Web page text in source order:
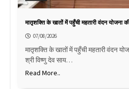
मातृशक्ति के खातों में पहुँची महतारी वंदन योजना
07/08/2026
मातृशक्ति के खातों में पहुँची महतारी वंदन
श्री विष्णु देव साय…
Read More..